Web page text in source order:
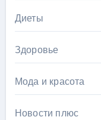
Диеты
Здоровье
Мода и красота
Новости плюс